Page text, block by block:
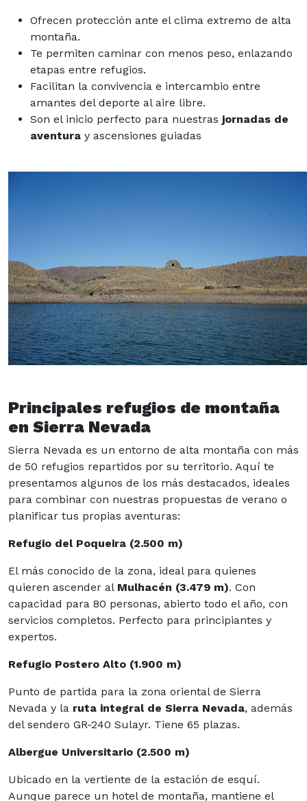
Ofrecen protección ante el clima extremo de alta
montaña.
Te permiten caminar con menos peso, enlazando
etapas entre refugios.
Facilitan la convivencia e intercambio entre
amantes del deporte al aire libre.
Son el inicio perfecto para nuestras jornadas de
aventura y ascensiones guiadas
Principales refugios de montaña
en Sierra Nevada
Sierra Nevada es un entorno de alta montaña con más
de 50 refugios repartidos por su territorio. Aquí te
presentamos algunos de los más destacados, ideales
para combinar con nuestras propuestas de verano o
planificar tus propias aventuras:
Refugio del Poqueira (2.500 m)
El más conocido de la zona, ideal para quienes
quieren ascender al Mulhacén (3.479 m). Con
capacidad para 80 personas, abierto todo el año, con
servicios completos. Perfecto para principiantes y
expertos.
Refugio Postero Alto (1.900 m)
Punto de partida para la zona oriental de Sierra
Nevada y la ruta integral de Sierra Nevada, además
del sendero GR-240 Sulayr. Tiene 65 plazas.
Albergue Universitario (2.500 m)
Ubicado en la vertiente de la estación de esquí.
Aunque parece un hotel de montaña, mantiene el